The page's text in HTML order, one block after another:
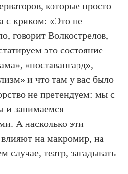
которые просто
с криком: «Это не
говорит Волкострелов,
это состояние
«поставангард»,
и что там у вас было
не претендуем: мы с
и занимаемся
А насколько эти
на макромир, на
случае, театр, загадывать